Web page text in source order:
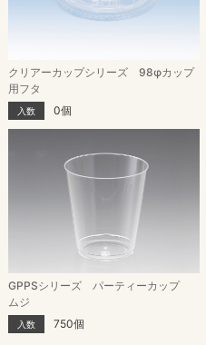
クリアーカップシリーズ 98φカップ
用フタ
入数 0個
GPPSシリーズ パーティーカップ
ムジ
入数 750個